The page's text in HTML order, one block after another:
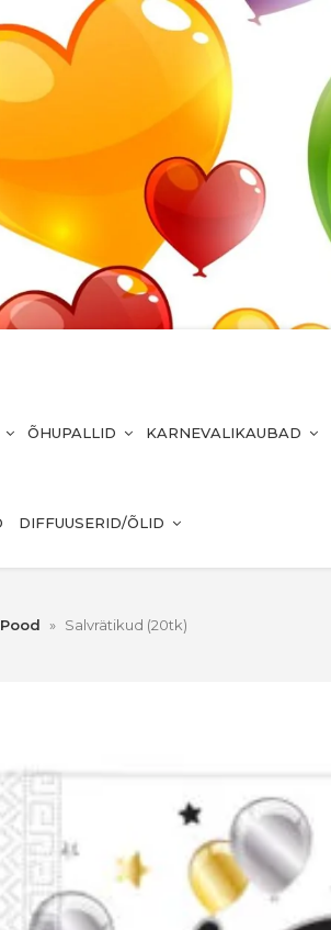
ÕHUPALLID KARNEVALIKAUBAD
DIFFUUSERID/ÕLID
Pood » Salvrätikud (20tk)